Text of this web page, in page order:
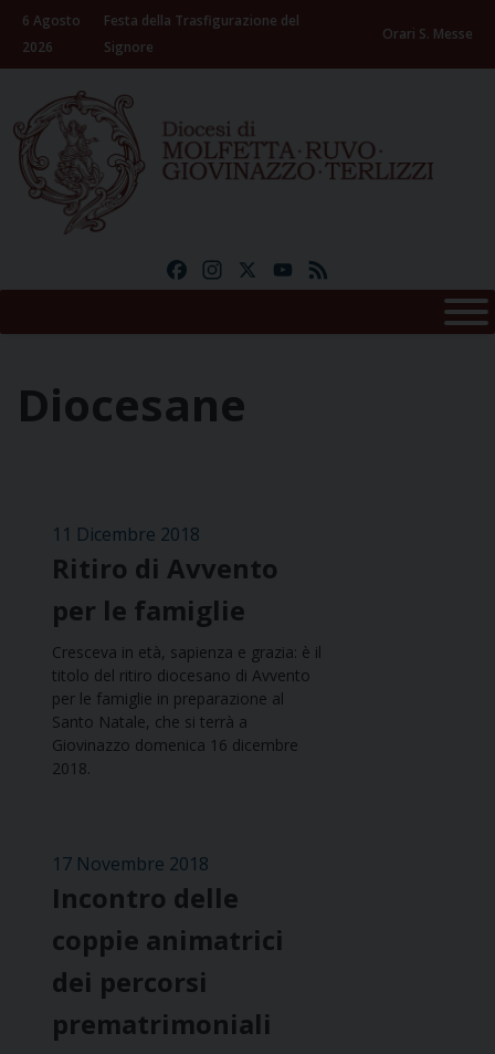
Skip
content
6 Agosto
2026
Festa della Trasfigurazione del
Signore
Orari S. Messe
FacebookInstagramYouTube
Diocesane
11 Dicembre 2018
Ritiro di Avvento
per le famiglie
Cresceva in età, sapienza e grazia: è il
titolo del ritiro diocesano di Avvento
per le famiglie in preparazione al
Santo Natale, che si terrà a
Giovinazzo domenica 16 dicembre
2018.
17 Novembre 2018
Incontro delle
coppie animatrici
dei percorsi
prematrimoniali